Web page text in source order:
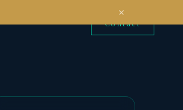
Contact